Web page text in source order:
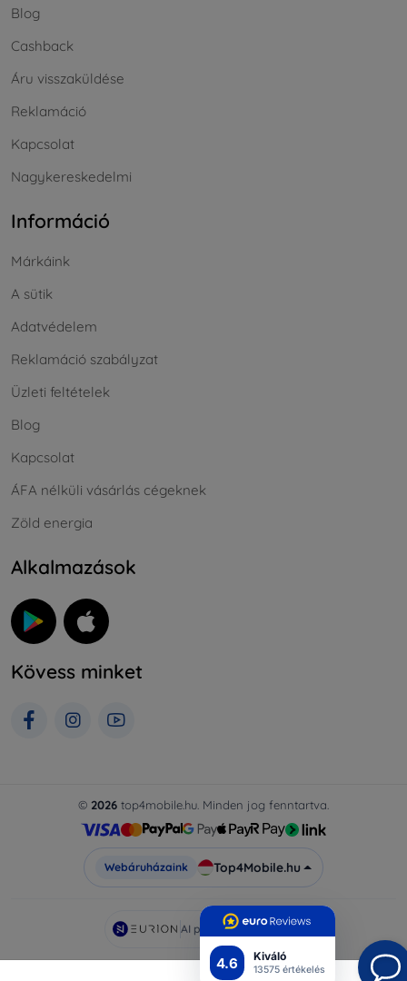
4.6 Kiváló
13575 értékelés
Blog
Cashback
Áru visszaküldése
Reklamáció
Kapcsolat
Nagykereskedelmi
Információ
Márkáink
A sütik
Adatvédelem
Reklamáció szabályzat
Üzleti feltételek
Blog
Kapcsolat
ÁFA nélküli vásárlás cégeknek
Zöld energia
Alkalmazások
Kövess minket
© 2026 top4mobile.hu. Minden jog fenntartva.
Webáruházaink Top4Mobile.hu
AI powered byEurion